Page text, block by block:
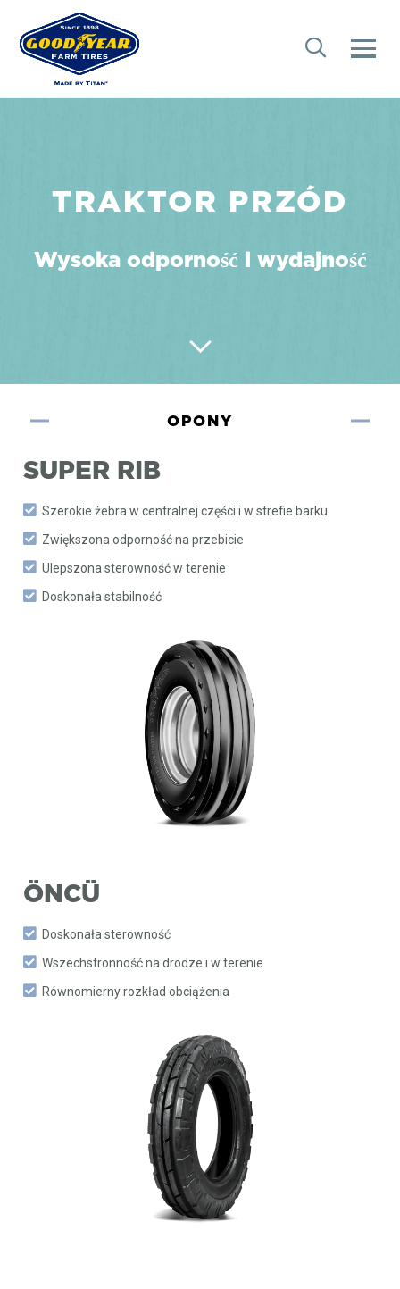
TRAKTOR PRZÓD
Wysoka odporność i wydajność
OPONY
SUPER RIB
Szerokie żebra w centralnej części i w strefie barku
Zwiększona odporność na przebicie
Ulepszona sterowność w terenie
Doskonała stabilność
ÖNCÜ
Doskonała sterowność
Wszechstronność na drodze i w terenie
Równomierny rozkład obciążenia